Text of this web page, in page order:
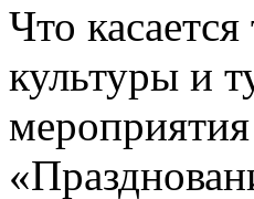
Что
культуры и